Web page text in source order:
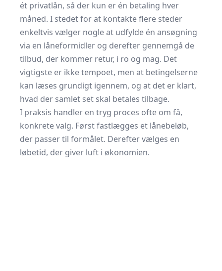
ét privatlån, så der kun er én betaling hver
måned. I stedet for at kontakte flere steder
enkeltvis vælger nogle at udfylde én ansøgning
via en låneformidler og derefter gennemgå de
tilbud, der kommer retur, i ro og mag. Det
vigtigste er ikke tempoet, men at betingelserne
kan læses grundigt igennem, og at det er klart,
hvad der samlet set skal betales tilbage.
I praksis handler en tryg proces ofte om få,
konkrete valg. Først fastlægges et lånebeløb,
der passer til formålet. Derefter vælges en
løbetid, der giver luft i økonomien.